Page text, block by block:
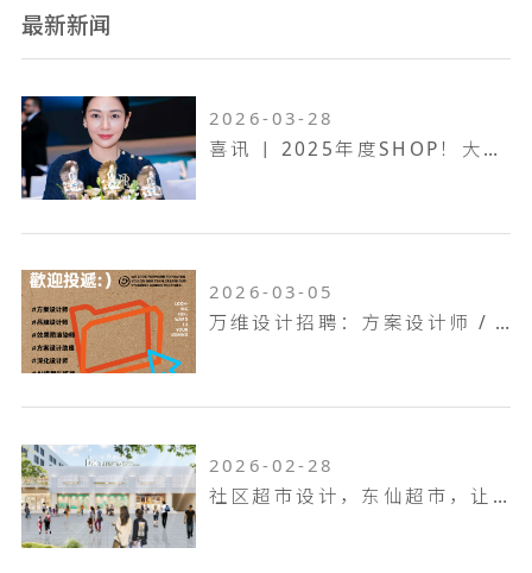
最新新闻
2026-03-28
喜讯 | 2025年度SHOP！大奖赛，万维设计斩获一金两银！
2026-03-05
万维设计招聘：方案设计师 / 方案设计助理...
2026-02-28
社区超市设计，东仙超市，让生活回归本真！